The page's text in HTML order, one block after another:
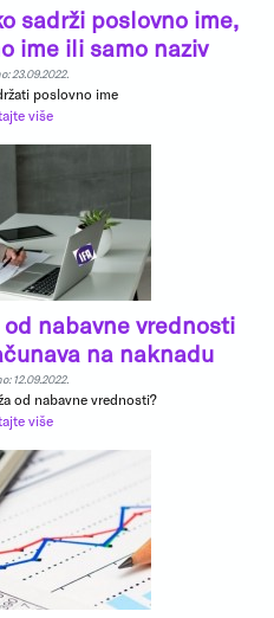
sadrži poslovno ime,
ime ili samo naziv
23.09.2022.
poslovno ime
više
nabavne vrednosti
na naknadu
12.09.2022.
od nabavne vrednosti?
više